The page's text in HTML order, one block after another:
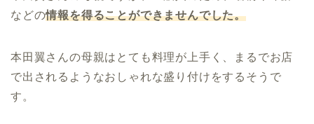
などの情報を得ることができませんでした。
本田翼さんの母親はとても料理が上手く、まるでお店
で出されるようなおしゃれな盛り付けをするそうで
す。